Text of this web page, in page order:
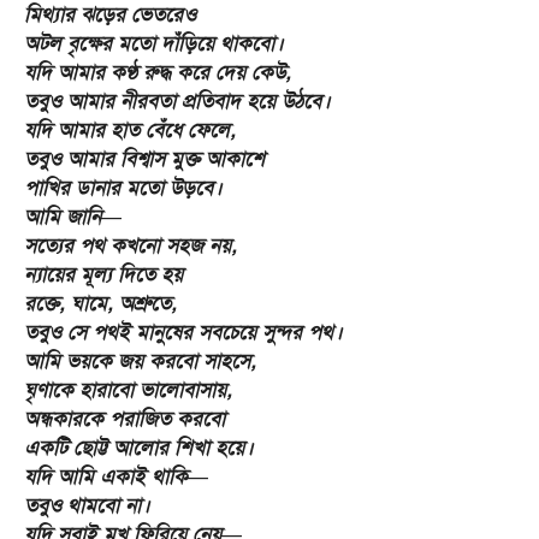
মিথ্যার ঝড়ের ভেতরেও
অটল বৃক্ষের মতো দাঁড়িয়ে থাকবো।
যদি আমার কণ্ঠ রুদ্ধ করে দেয় কেউ,
তবুও আমার নীরবতা প্রতিবাদ হয়ে উঠবে।
যদি আমার হাত বেঁধে ফেলে,
তবুও আমার বিশ্বাস মুক্ত আকাশে
পাখির ডানার মতো উড়বে।
আমি জানি—
সত্যের পথ কখনো সহজ নয়,
ন্যায়ের মূল্য দিতে হয়
রক্তে, ঘামে, অশ্রুতে,
তবুও সে পথই মানুষের সবচেয়ে সুন্দর পথ।
আমি ভয়কে জয় করবো সাহসে,
ঘৃণাকে হারাবো ভালোবাসায়,
অন্ধকারকে পরাজিত করবো
একটি ছোট্ট আলোর শিখা হয়ে।
যদি আমি একাই থাকি—
তবুও থামবো না।